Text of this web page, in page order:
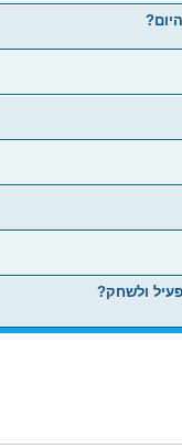
ולשחק?